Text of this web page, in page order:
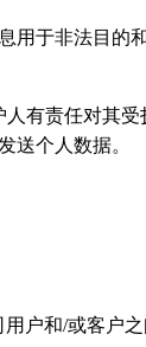
用于非法目的
有责任对其
送个人数据。
户和/或客户